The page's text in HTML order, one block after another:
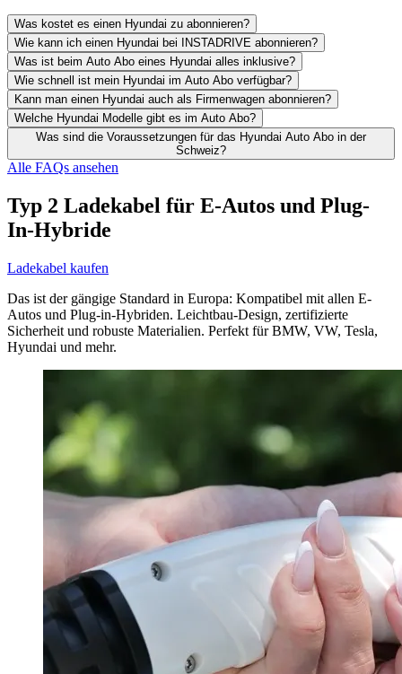
Was kostet es einen Hyundai zu abonnieren?
Wie kann ich einen Hyundai bei INSTADRIVE abonnieren?
Was ist beim Auto Abo eines Hyundai alles inklusive?
Wie schnell ist mein Hyundai im Auto Abo verfügbar?
Kann man einen Hyundai auch als Firmenwagen abonnieren?
Welche Hyundai Modelle gibt es im Auto Abo?
Was sind die Voraussetzungen für das Hyundai Auto Abo in der
Schweiz?
Alle FAQs ansehen
Typ 2 Ladekabel für E-Autos und Plug-
In-Hybride
Ladekabel kaufen
Das ist der gängige Standard in Europa: Kompatibel mit allen E-
Autos und Plug-in-Hybriden. Leichtbau-Design, zertifizierte
Sicherheit und robuste Materialien. Perfekt für BMW, VW, Tesla,
Hyundai und mehr.